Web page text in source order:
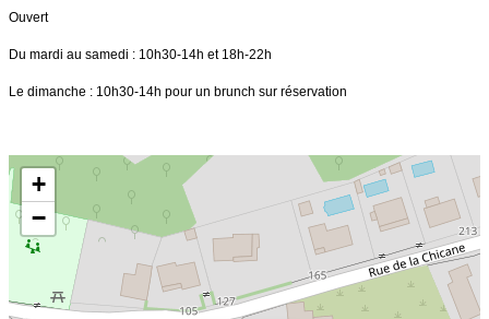
Ouvert
Du mardi au samedi : 10h30-14h et 18h-22h
Le dimanche : 10h30-14h pour un brunch sur réservation
+
−